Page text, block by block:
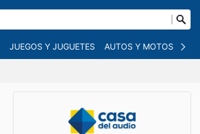
JUEGOS Y JUGUETES AUTOS Y MOTOS